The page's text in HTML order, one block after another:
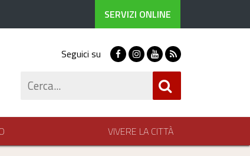
SERVIZI ONLINE
Seguici su FacebookInstagram
Youtube
RSS
VIVERE LA CITTÀ